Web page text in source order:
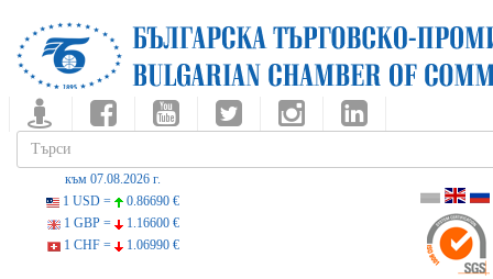
към 07.08.2026 г.
1 USD =
0.86690 €
1 GBP =
1.16600 €
1 CHF =
1.06990 €